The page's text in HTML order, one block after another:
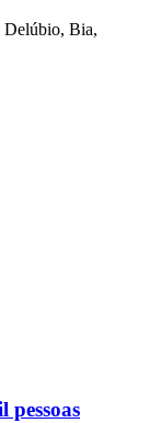
Delúbio, Bia,
pessoas